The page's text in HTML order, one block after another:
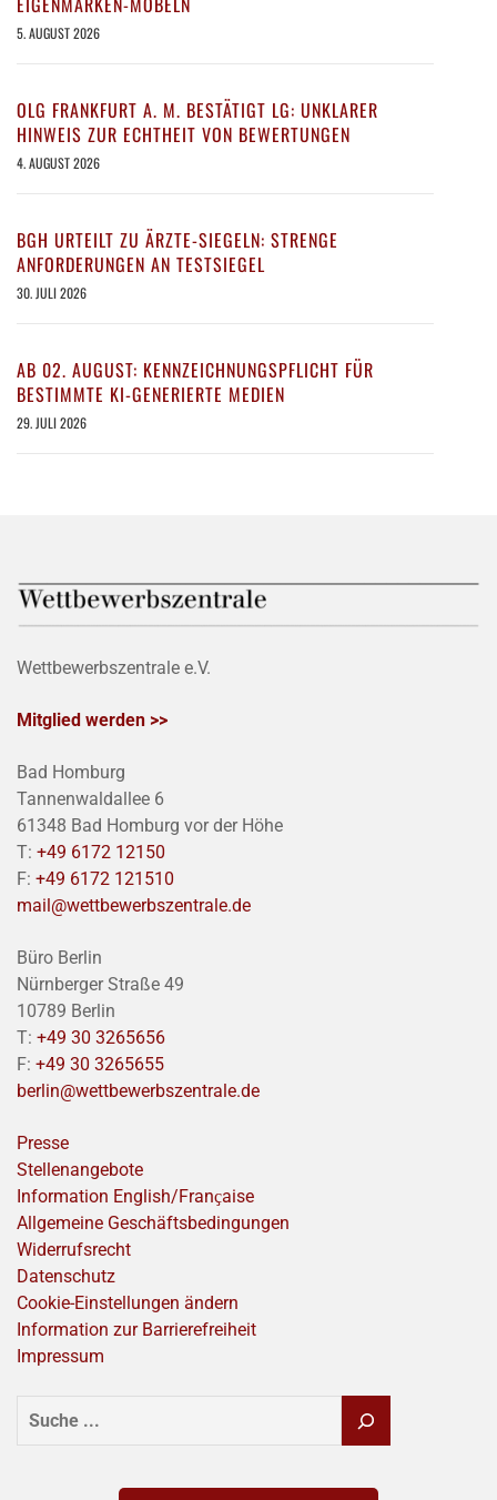
5. AUGUST 2026
OLG FRANKFURT A. M. BESTÄTIGT LG: UNKLARER
HINWEIS ZUR ECHTHEIT VON BEWERTUNGEN
4. AUGUST 2026
BGH URTEILT ZU ÄRZTE-SIEGELN: STRENGE
ANFORDERUNGEN AN TESTSIEGEL
30. JULI 2026
AB 02. AUGUST: KENNZEICHNUNGSPFLICHT FÜR
BESTIMMTE KI-GENERIERTE MEDIEN
29. JULI 2026
Wettbewerbszentrale e.V.
Mitglied werden >>
Bad Homburg
Tannenwaldallee 6
61348 Bad Homburg vor der Höhe
T: +49 6172 12150
F: +49 6172 121510
mail@wettbewerbszentrale.de
Büro Berlin
Nürnberger Straße 49
10789 Berlin
T: +49 30 3265656
F: +49 30 3265655
berlin@wettbewerbszentrale.de
Presse
Stellenangebote
Information English/Franҫaise
Allgemeine Geschäftsbedingungen
Widerrufsrecht
Datenschutz
Cookie-Einstellungen ändern
Information zur Barrierefreiheit
Impressum
SUCHEN